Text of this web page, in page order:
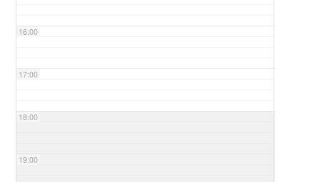
16:00
17:00
18:00
19:00